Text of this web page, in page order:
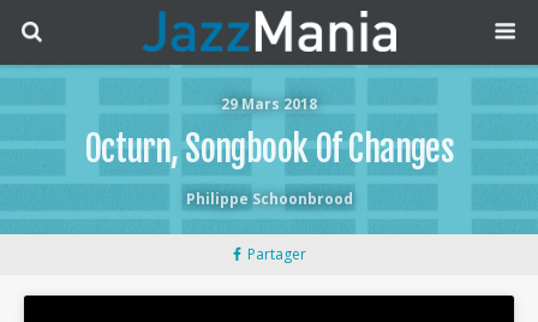
29 Mars 2018
Octurn, Songbook Of Changes
Philippe Schoonbrood
Partager